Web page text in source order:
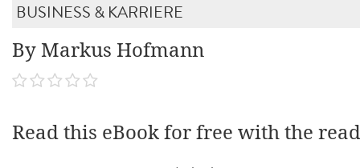
BUSINESS & KARRIERE
By Markus Hofmann
Read this eBook for free with the